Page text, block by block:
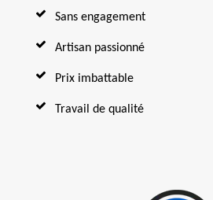
Sans engagement
Artisan passionné
Prix imbattable
Travail de qualité